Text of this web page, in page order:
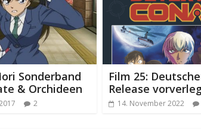
Sonderband
& Orchideen
2
Film 25:
Release
14. November 2022